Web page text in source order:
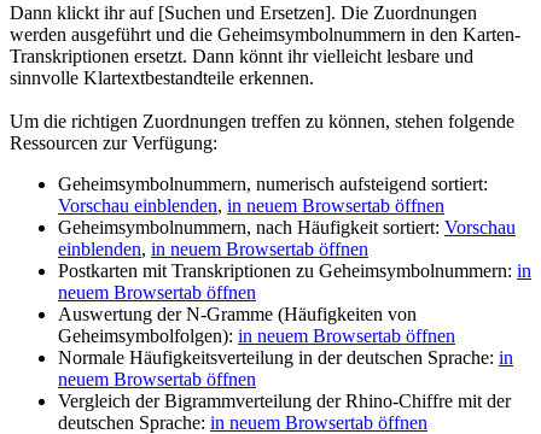
Dann klickt ihr auf [Suchen und Ersetzen]. Die Zuordnungen
werden ausgeführt und die Geheimsymbolnummern in den Karten-
Transkriptionen ersetzt. Dann könnt ihr vielleicht lesbare und
sinnvolle Klartextbestandteile erkennen.
Um die richtigen Zuordnungen treffen zu können, stehen folgende
Ressourcen zur Verfügung:
Geheimsymbolnummern, numerisch aufsteigend sortiert:
Vorschau einblenden, in neuem Browsertab öffnen
Geheimsymbolnummern, nach Häufigkeit sortiert: Vorschau
einblenden, in neuem Browsertab öffnen
Postkarten mit Transkriptionen zu Geheimsymbolnummern: in
neuem Browsertab öffnen
Auswertung der N-Gramme (Häufigkeiten von
Geheimsymbolfolgen): in neuem Browsertab öffnen
Normale Häufigkeitsverteilung in der deutschen Sprache: in
neuem Browsertab öffnen
Vergleich der Bigrammverteilung der Rhino-Chiffre mit der
deutschen Sprache: in neuem Browsertab öffnen